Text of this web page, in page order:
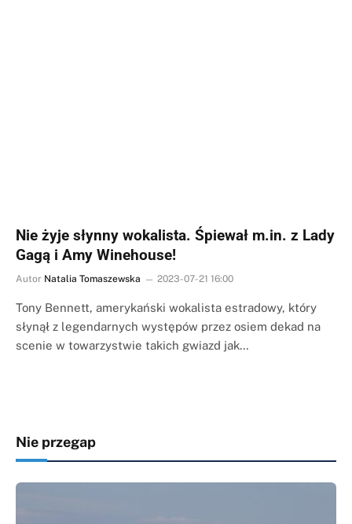
Nie żyje słynny wokalista. Śpiewał m.in. z Lady
Gagą i Amy Winehouse!
Autor Natalia Tomaszewska 2023-07-21 16:00
Tony Bennett, amerykański wokalista estradowy, który
słynął z legendarnych występów przez osiem dekad na
scenie w towarzystwie takich gwiazd jak…
Nie przegap